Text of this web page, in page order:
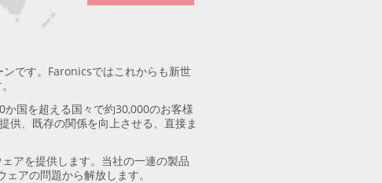
です。Faronicsではこれからも新世
国を超える国々で約30,000のお客様
供、既存の関係を向上させる、直接ま
アを提供します。当社の一連の製品
アの問題から解放します。